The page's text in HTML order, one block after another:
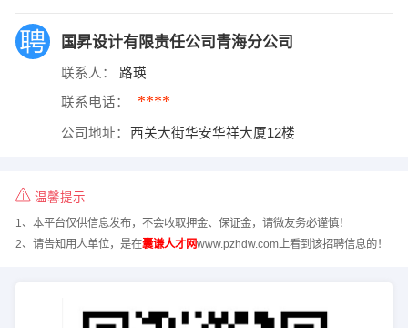
国昇设计有限责任公司青海分公司
联系人： 路瑛
联系电话： ****
公司地址： 西关大街华安华祥大厦12楼
温馨提示
1、本平台仅供信息发布，不会收取押金、保证金，请微友务必谨慎！
2、请告知用人单位，是在囊谦人才网www.pzhdw.com上看到该招聘信息的！